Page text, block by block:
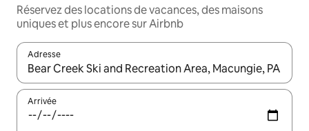
Réservez des locations de vacances, des maisons
uniques et plus encore sur Airbnb
Adresse
Lorsque les résultats s'affichent, utilisez les flèches vers le
Arrivée